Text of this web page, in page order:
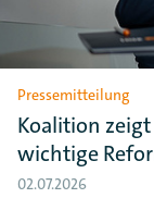
Pressemitteilung
Koalition
wichtige
02.07.2026